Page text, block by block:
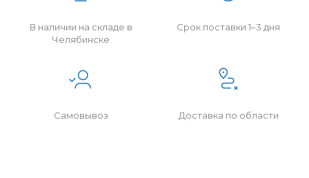
В наличии на складе в
Челябинске
Срок поставки 1–3 дня
Самовывоз Доставка по области